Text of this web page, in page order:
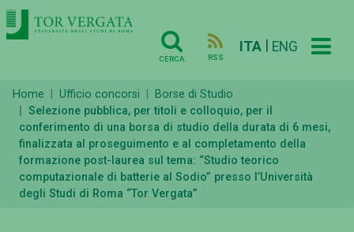
CERCA RSS
ITA ENG
Home Ufficio concorsi
Borse di Studio
Selezione pubblica, per titoli e colloquio, per il
conferimento di una borsa di studio della durata di 6 mesi,
finalizzata al proseguimento e al completamento della
formazione post-laurea sul tema: “Studio teorico
computazionale di batterie al Sodio” presso l’Università
degli Studi di Roma “Tor Vergata”